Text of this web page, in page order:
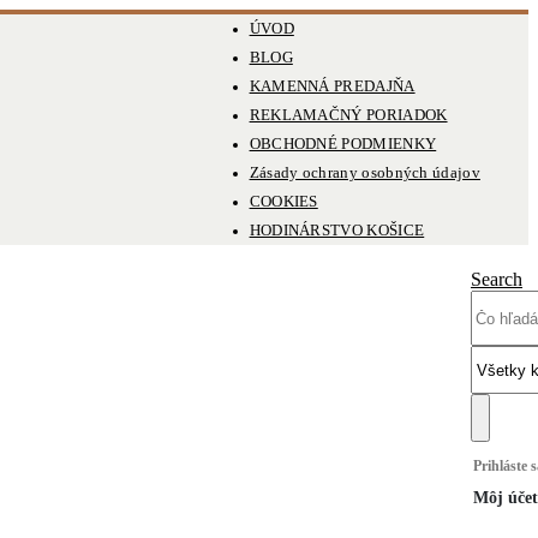
ÚVOD
BLOG
KAMENNÁ PREDAJŇA
REKLAMAČNÝ PORIADOK
OBCHODNÉ PODMIENKY
Zásady ochrany osobných údajov
COOKIES
HODINÁRSTVO KOŠICE
Search
Prihláste
Môj účet